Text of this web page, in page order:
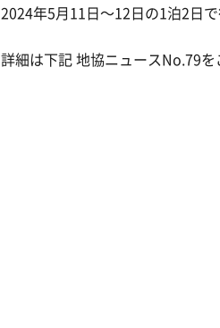
2024年5月11日～12日の1泊2日
詳細は下記 地協ニュースNo.79を